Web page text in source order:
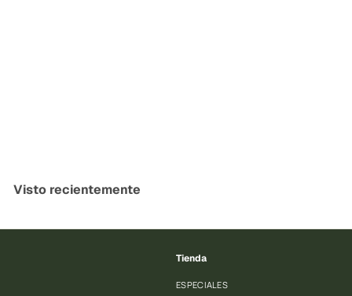
Visto recientemente
Tienda
ESPECIALES